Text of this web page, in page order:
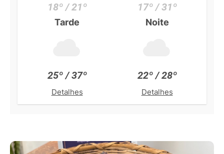
18º / 21º 17º / 31º
Tarde
25º / 37º
Detalhes
Noite
22º / 28º
Detalhes